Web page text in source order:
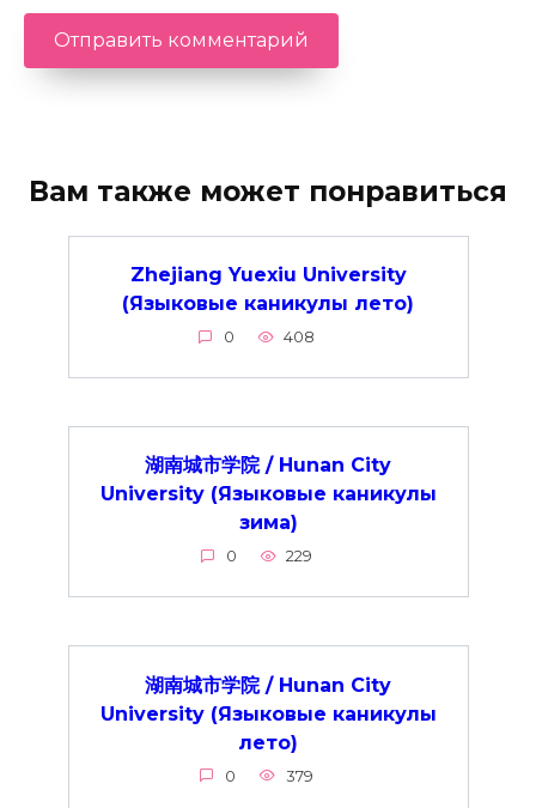
Вам также может понравиться
Zhejiang Yuexiu University
(Языковые каникулы лето)
0 408
湖南城市学院 / Hunan City
University (Языковые каникулы
зима)
0 229
湖南城市学院 / Hunan City
University (Языковые каникулы
лето)
0 379